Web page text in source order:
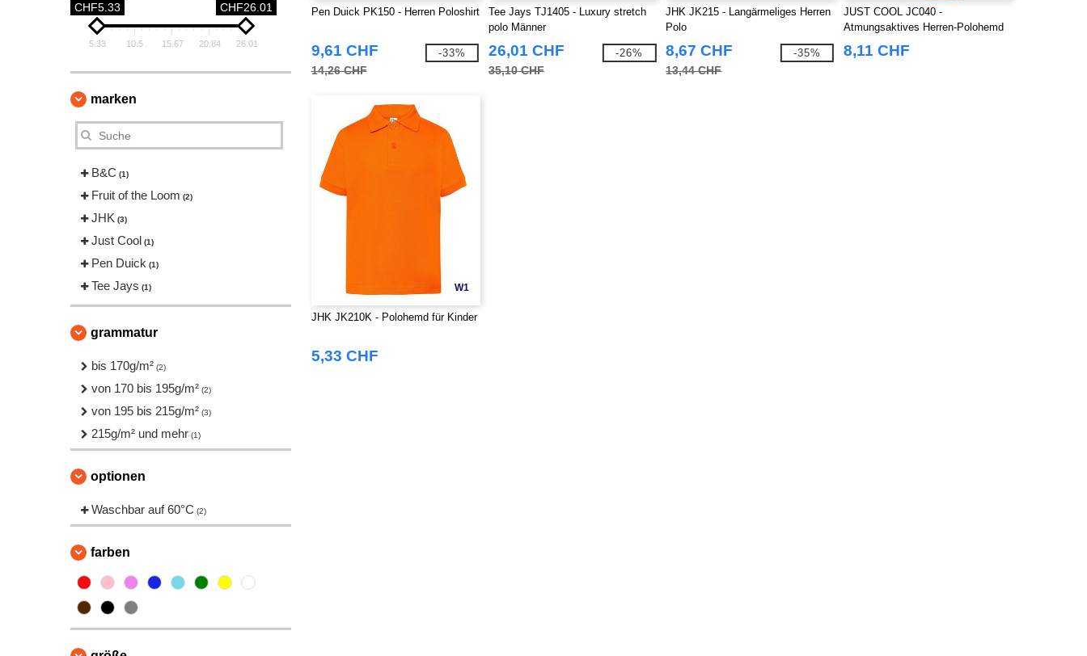
CHF5.33 CHF26.01
5.33 10.5 15.67 20.84 26.01
marken
B&C (1)
Fruit of the Loom (2)
JHK (3)
Just Cool (1)
Pen Duick (1)
Tee Jays (1)
grammatur
bis 170g/m² (2)
von 170 bis 195g/m² (2)
von 195 bis 215g/m² (3)
215g/m² und mehr (1)
optionen
Waschbar auf 60°C (2)
farben
Pen Duick PK150 - Herren Poloshirt
9,61 CHF
14,26 CHF
-33%
Tee Jays TJ1405 - Luxury stretch
polo Männer
26,01 CHF
35,10 CHF
-26%
JHK JK215 - Langärmeliges Herren
Polo
8,67 CHF
13,44 CHF
-35%
JUST COOL JC040 -
Atmungsaktives Herren-Polohemd
8,11 CHF
W1
JHK JK210K - Polohemd für Kinder
5,33 CHF